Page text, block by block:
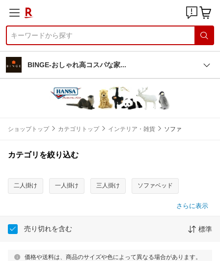
BINGE-おしゃれ高コスパな家
ショップトップ カテゴリトップ インテリア・雑貨 ソファ
カテゴリを絞り込む
二人掛け 一人掛け 三人掛け ソファベッド
さらに表示
売り切れを含む 標準
価格や送料は、商品のサイズや色によって異なる場合があります。